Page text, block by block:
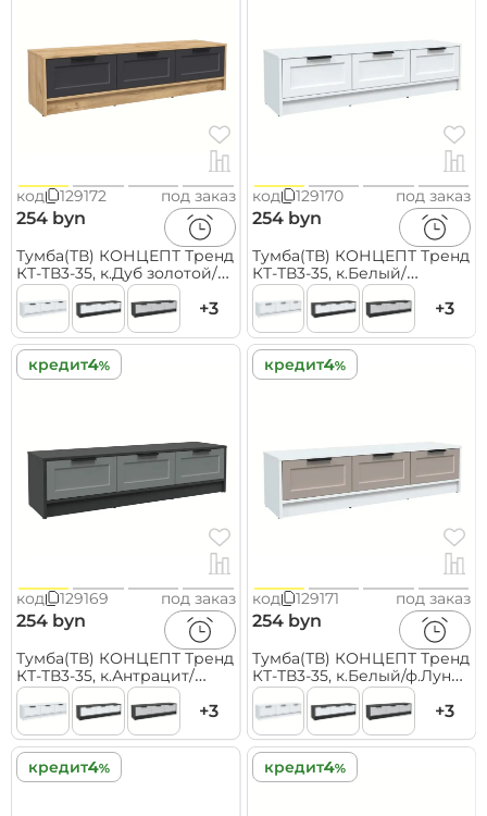
код 129172 под заказ
254 byn
Тумба(ТВ) КОНЦЕПТ Тренд
КТ-ТВ3-35, к.Дуб золотой/
ф.Пепел
(В348хШ1360хГ355мм)
+3
код 129170 под заказ
254 byn
Тумба(ТВ) КОНЦЕПТ Тренд
КТ-ТВ3-35, к.Белый/
ф.Белый
(В348хШ1360хГ355мм)
+3
кредит
код 129169 под заказ
254 byn
Тумба(ТВ) КОНЦЕПТ Тренд
КТ-ТВ3-35, к.Антрацит/
ф.Серый
(В348хШ1360хГ355мм)
+3
кредит
код 129171 под заказ
254 byn
Тумба(ТВ) КОНЦЕПТ Тренд
КТ-ТВ3-35, к.Белый/ф.Луна
(В348хШ1360хГ355мм)
+3
кредит кредит